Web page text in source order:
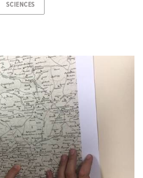
SCIENCES